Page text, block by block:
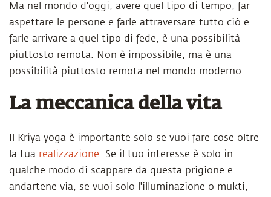
Ma nel mondo d'oggi, avere quel tipo di tempo, far
aspettare le persone e farle attraversare tutto ciò e
farle arrivare a quel tipo di fede, è una possibilità
piuttosto remota. Non è impossibile, ma è una
possibilità piuttosto remota nel mondo moderno.
La meccanica della vita
Il Kriya yoga è importante solo se vuoi fare cose oltre
la tua realizzazione. Se il tuo interesse è solo in
qualche modo di scappare da questa prigione e
andartene via, se vuoi solo l'illuminazione o mukti,